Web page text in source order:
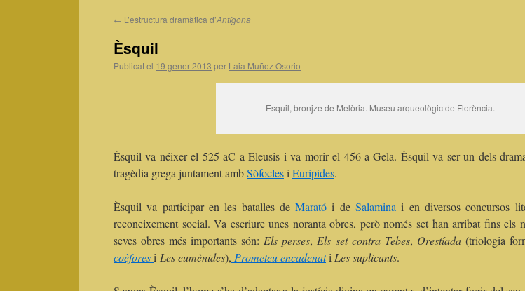
← L’estructura dramàtica d’Antígona
Èsquil
Publicat el 19 gener 2013 per Laia Muñoz Osorio
Èsquil, bronjze de Melòria. Museu arqueològic de Florència.
Èsquil va néixer el 525 aC a Eleusis i va morir el 456 a Gela. Èsquil va ser un dels
tragèdia grega juntament ambSòfoclesi Eurípides.
Èsquil va participar en les batalles deMarató i deSalamina i en diversos concursos
reconeixement social. Va escriure unes noranta obres, però només set han arribat fins els
seves obres més importants són: Els perses, Els set contra Tebes, Orestíada(triologia
coèforesi Les eumènides), Prometeu encadenati Les suplicants.